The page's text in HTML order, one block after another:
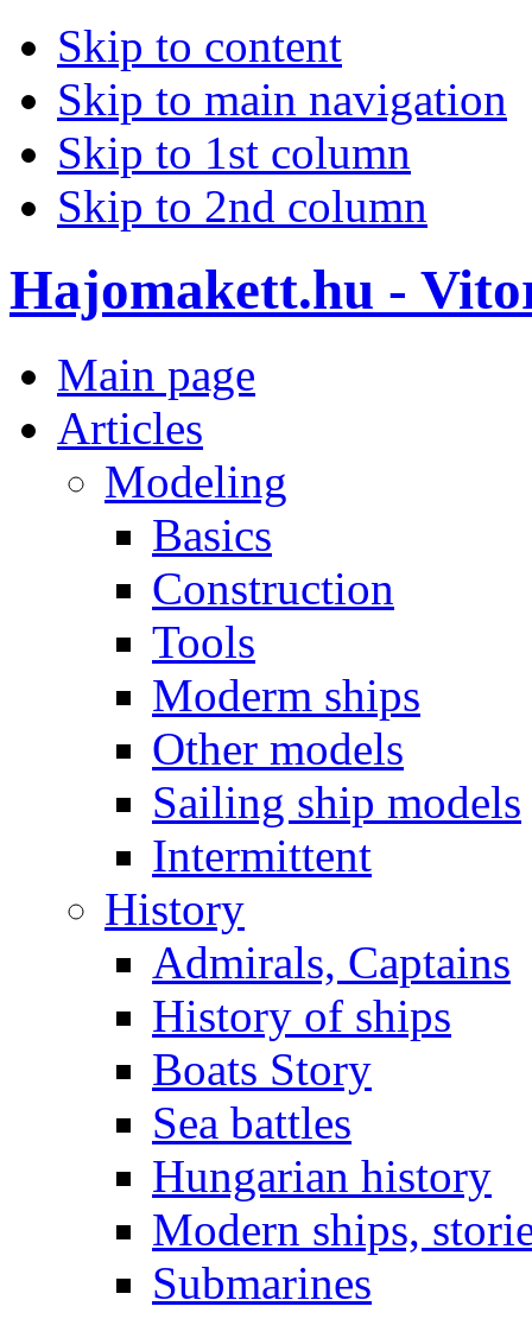
Skip to content
Skip to main navigation
Skip to 1st column
Skip to 2nd column
Hajomakett.hu -
Main page
Articles
Modeling
Basics
Construction
Tools
Moderm ships
Other models
Sailing ship models
Intermittent
History
Admirals, Captains
History of ships
Boats Story
Sea battles
Hungarian history
Modern ships,
Submarines